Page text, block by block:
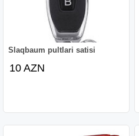
Slaqbaum pultlari satisi
10 AZN